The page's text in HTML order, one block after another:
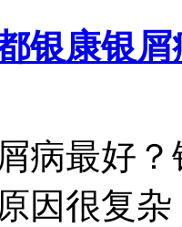
银康银
病最好
因很复